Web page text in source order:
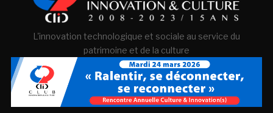
L'innovation technologique et sociale au service du
patrimoine et de la culture